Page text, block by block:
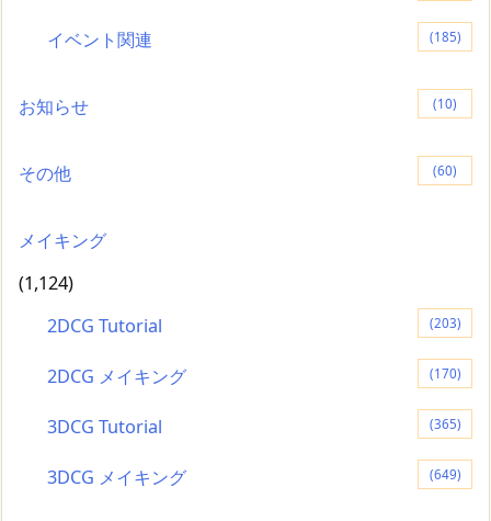
イベント関連 (185)
お知らせ (10)
その他 (60)
メイキング
(1,124)
2DCG Tutorial
(203)
2DCG メイキング (170)
3DCG Tutorial (365)
3DCG メイキング (649)